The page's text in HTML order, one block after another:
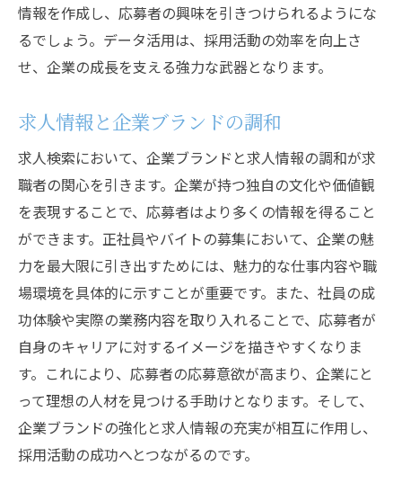
情報を作成し、応募者の興味を引きつけられるようにな
るでしょう。データ活用は、採用活動の効率を向上さ
せ、企業の成長を支える強力な武器となります。
求人情報と企業ブランドの調和
求人検索において、企業ブランドと求人情報の調和が求
職者の関心を引きます。企業が持つ独自の文化や価値観
を表現することで、応募者はより多くの情報を得ること
ができます。正社員やバイトの募集において、企業の魅
力を最大限に引き出すためには、魅力的な仕事内容や職
場環境を具体的に示すことが重要です。また、社員の成
功体験や実際の業務内容を取り入れることで、応募者が
自身のキャリアに対するイメージを描きやすくなりま
す。これにより、応募者の応募意欲が高まり、企業にと
って理想の人材を見つける手助けとなります。そして、
企業ブランドの強化と求人情報の充実が相互に作用し、
採用活動の成功へとつながるのです。